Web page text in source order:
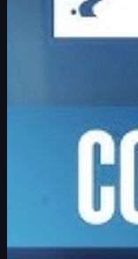
의 복귀 스토리, 젊